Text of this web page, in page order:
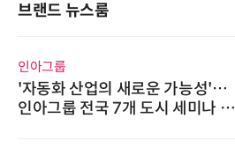
브랜드 뉴스룸
인아그룹
'자동화 산업의 새로운 가능성'…
인아그룹 전국 7개 도시 세미나 페